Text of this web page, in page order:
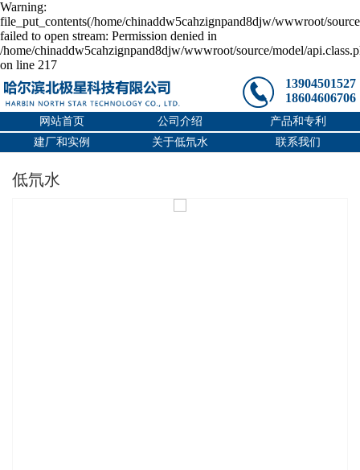
Warning:
file_put_contents(/home/chinaddw5cahzignpand8djw/wwwroot/
failed to open stream: Permission denied in
/home/chinaddw5cahzignpand8djw/wwwroot/source/model/
on line 217
13904501527
18604606706
网站首页 公司介绍
产品和专利
建厂和实例
关于低氘水 联系我们
低氘水